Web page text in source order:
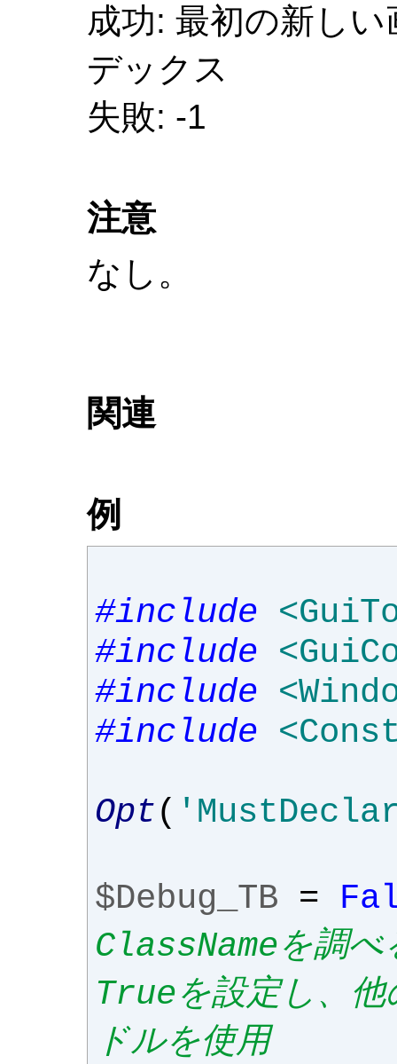
成功: 最初の新し
デックス
失敗: -1
注意
なし。
関連
例
#include
#include
#include
#include
Opt(
$Debug_TB =
ClassNameを調
Trueを設定し、
ドルを使用